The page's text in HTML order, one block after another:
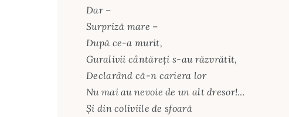
Dar –
Surpriză mare –
După ce-a murit,
Guralivii cântăreţi s-au răzvrătit,
Declarând că-n cariera lor
Nu mai au nevoie de un alt dresor!…
Şi din coliviile de sfoară